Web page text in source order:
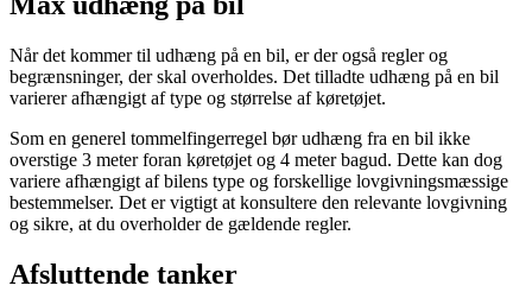
Når det kommer til udhæng på en bil, er der også regler og
begrænsninger, der skal overholdes. Det tilladte udhæng på en bil
varierer afhængigt af type og størrelse af køretøjet.
Som en generel tommelfingerregel bør udhæng fra en bil ikke
overstige 3 meter foran køretøjet og 4 meter bagud. Dette kan dog
variere afhængigt af bilens type og forskellige lovgivningsmæssige
bestemmelser. Det er vigtigt at konsultere den relevante lovgivning
og sikre, at du overholder de gældende regler.
Afsluttende tanker